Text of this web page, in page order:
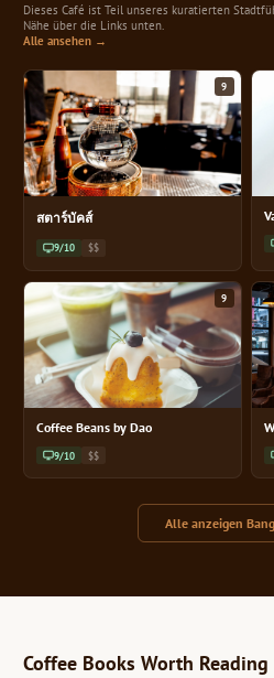
Dieses Café ist Teil unseres kuratierten
Nähe über die Links unten.
Alle ansehen →
9
สตาร์บัคส์
9/10 $$
9
Coffee Beans by Dao
9/10 $$
Alle anzeigen
Coffee Books Worth Reading